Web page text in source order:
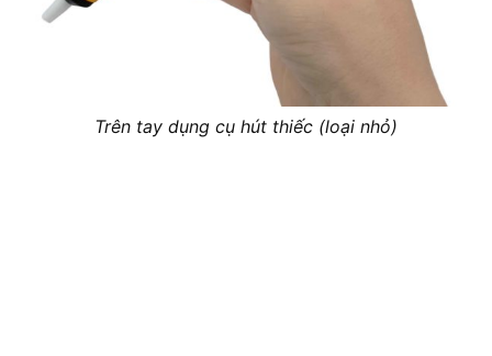
Trên tay dụng cụ hút thiếc (loại nhỏ)